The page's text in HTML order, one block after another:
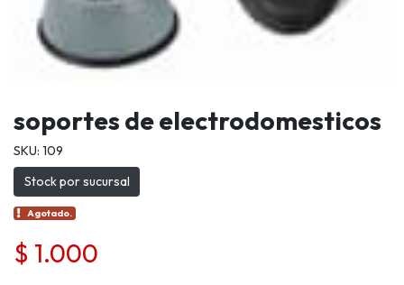
soportes de electrodomesticos
SKU: 109
Stock por sucursal
Agotado.
$ 1.000